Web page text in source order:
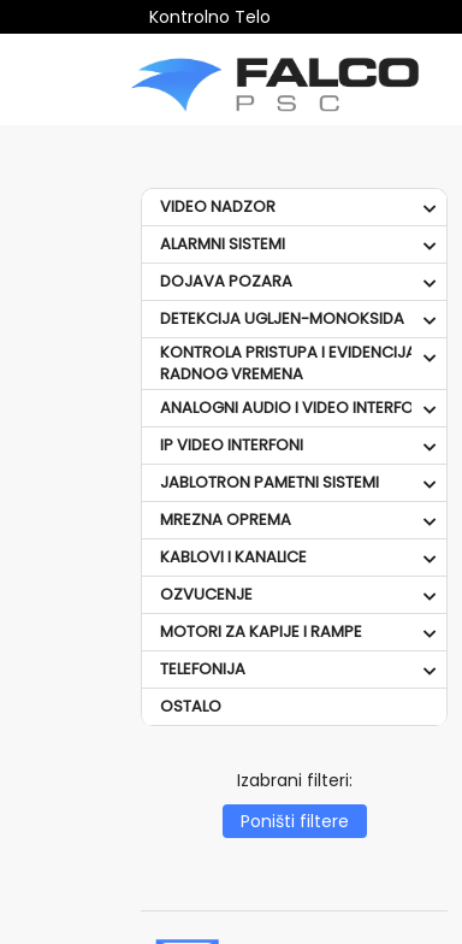
Kontrolno Telo
VIDEO NADZOR
ALARMNI SISTEMI
DOJAVA POZARA
DETEKCIJA UGLJEN-MONOKSIDA
KONTROLA PRISTUPA I EVIDENCIJA
RADNOG VREMENA
ANALOGNI AUDIO I VIDEO INTERFONI
IP VIDEO INTERFONI
JABLOTRON PAMETNI SISTEMI
MREZNA OPREMA
KABLOVI I KANALICE
OZVUCENJE
MOTORI ZA KAPIJE I RAMPE
TELEFONIJA
OSTALO
Izabrani filteri:
Poništi filtere